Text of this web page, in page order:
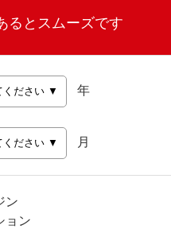
るとスムーズです
年
月
ン
ョン